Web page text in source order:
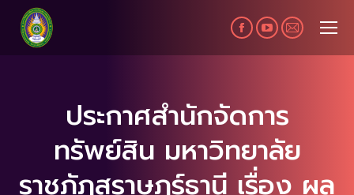
Facebook
page
new
window
YouTube
page
new
window
Mail
page
window
ประกาศสำนักจัดการ
ทรัพย์สิน มหาวิทยาลัย
ราชภัฏสุราษฎร์ธานี เรื่อง ผล